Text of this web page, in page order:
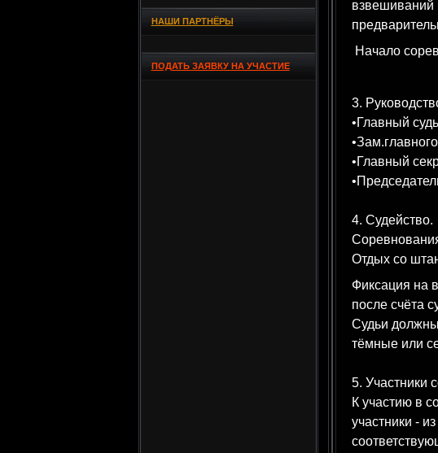
НАШИ ПАРТНЁРЫ
ПОДАТЬ ЗАЯВКУ НА УЧАСТИЕ
взвешиваний
Начало
3.
•Главный
•Главный
4. Судейство.
Отдых со
Фиксация на
после счёта
Судьи
тёмные или
5. Участники
К участию в
участники -